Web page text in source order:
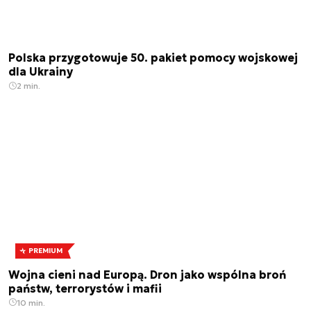
Polska przygotowuje 50. pakiet pomocy wojskowej
dla Ukrainy
2 min.
PREMIUM
Wojna cieni nad Europą. Dron jako wspólna broń
państw, terrorystów i mafii
10 min.